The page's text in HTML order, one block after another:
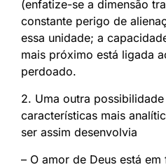
(enfatize-se a dimensão
constante perigo de
essa unidade; a
mais próximo está ligada
perdoado.
2. Uma outra
características mais
ser assim desenvolvia
– O amor de Deus está